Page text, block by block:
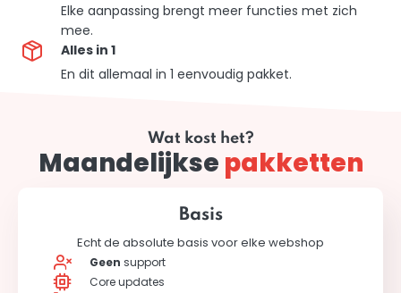
Elke aanpassing brengt meer functies met zich
mee.
Alles in 1
En dit allemaal in 1 eenvoudig pakket.
Wat kost het?
Maandelijkse pakketten
Basis
Echt de absolute basis voor elke webshop
Geen support
Core updates